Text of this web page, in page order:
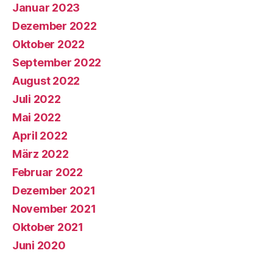
Januar 2023
Dezember 2022
Oktober 2022
September 2022
August 2022
Juli 2022
Mai 2022
April 2022
März 2022
Februar 2022
Dezember 2021
November 2021
Oktober 2021
Juni 2020